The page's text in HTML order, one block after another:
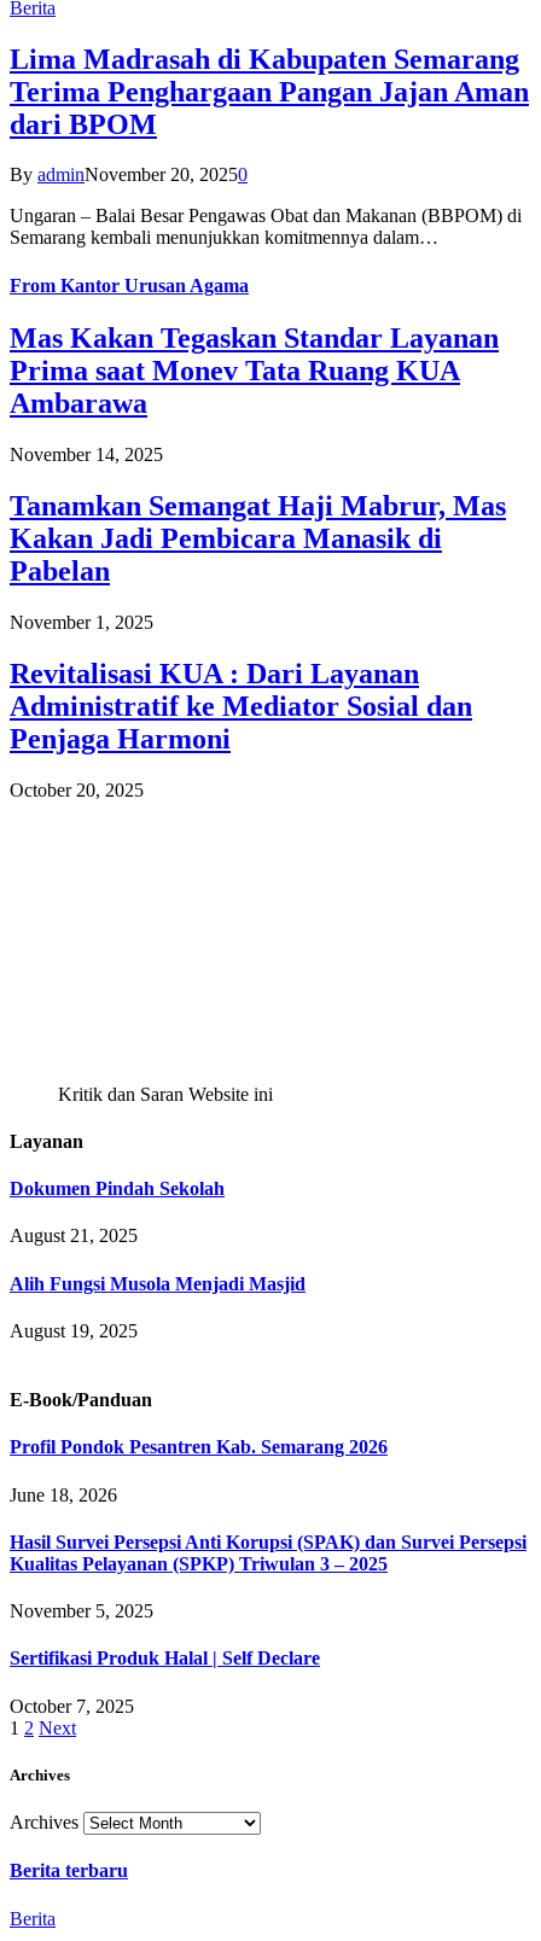
Berita
Lima Madrasah di Kabupaten Semarang
Terima Penghargaan Pangan Jajan Aman
dari BPOM
By adminNovember 20, 20250
Ungaran – Balai Besar Pengawas Obat dan Makanan (BBPOM) di
Semarang kembali menunjukkan komitmennya dalam…
From Kantor Urusan Agama
Mas Kakan Tegaskan Standar Layanan
Prima saat Monev Tata Ruang KUA
Ambarawa
November 14, 2025
Tanamkan Semangat Haji Mabrur, Mas
Kakan Jadi Pembicara Manasik di
Pabelan
November 1, 2025
Revitalisasi KUA : Dari Layanan
Administratif ke Mediator Sosial dan
Penjaga Harmoni
October 20, 2025
Kritik dan Saran Website ini
Layanan
Dokumen Pindah Sekolah
August 21, 2025
Alih Fungsi Musola Menjadi Masjid
August 19, 2025
E-Book/Panduan
Profil Pondok Pesantren Kab. Semarang 2026
June 18, 2026
Hasil Survei Persepsi Anti Korupsi (SPAK) dan Survei Persepsi
Kualitas Pelayanan (SPKP) Triwulan 3 – 2025
November 5, 2025
Sertifikasi Produk Halal | Self Declare
October 7, 2025
1 2 Next
Archives
Archives
Berita terbaru
Berita